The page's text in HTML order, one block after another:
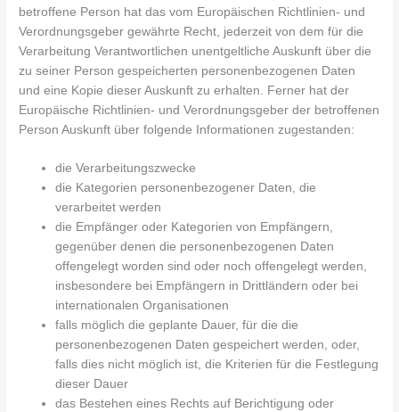
betroffene Person hat das vom Europäischen Richtlinien- und
Verordnungsgeber gewährte Recht, jederzeit von dem für die
Verarbeitung Verantwortlichen unentgeltliche Auskunft über die
zu seiner Person gespeicherten personenbezogenen Daten
und eine Kopie dieser Auskunft zu erhalten. Ferner hat der
Europäische Richtlinien- und Verordnungsgeber der betroffenen
Person Auskunft über folgende Informationen zugestanden:
die Verarbeitungszwecke
die Kategorien personenbezogener Daten, die
verarbeitet werden
die Empfänger oder Kategorien von Empfängern,
gegenüber denen die personenbezogenen Daten
offengelegt worden sind oder noch offengelegt werden,
insbesondere bei Empfängern in Drittländern oder bei
internationalen Organisationen
falls möglich die geplante Dauer, für die die
personenbezogenen Daten gespeichert werden, oder,
falls dies nicht möglich ist, die Kriterien für die Festlegung
dieser Dauer
das Bestehen eines Rechts auf Berichtigung oder